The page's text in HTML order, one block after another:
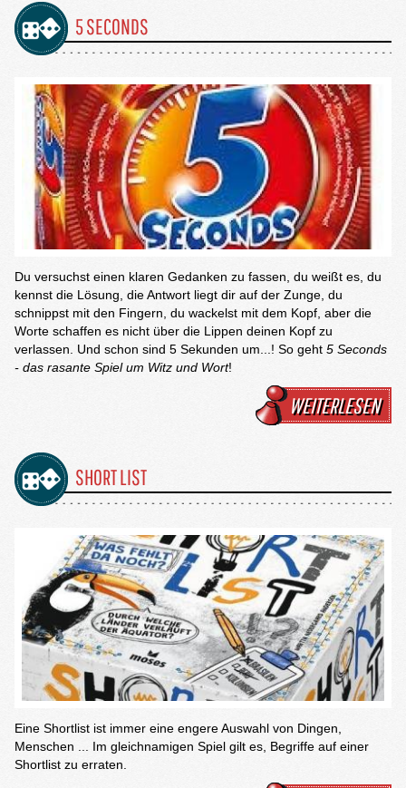
5 SECONDS
Du versuchst einen klaren Gedanken zu fassen, du weißt es, du
kennst die Lösung, die Antwort liegt dir auf der Zunge, du
schnippst mit den Fingern, du wackelst mit dem Kopf, aber die
Worte schaffen es nicht über die Lippen deinen Kopf zu
verlassen. Und schon sind 5 Sekunden um...! So geht 5 Seconds
- das rasante Spiel um Witz und Wort!
WEITERLESEN
SHORT LIST
Eine Shortlist ist immer eine engere Auswahl von Dingen,
Menschen ... Im gleichnamigen Spiel gilt es, Begriffe auf einer
Shortlist zu erraten.